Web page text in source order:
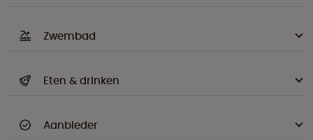
Zwembad
Eten & drinken
Aanbieder